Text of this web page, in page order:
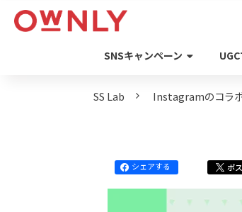
SNSキャンペーン
SS Lab Instagramのコラ
シェアする ポ